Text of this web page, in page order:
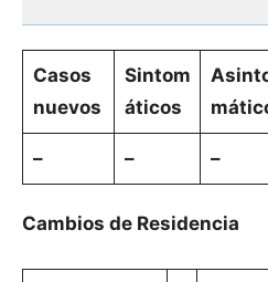
Casos
nuevos
Sintom
áticos
– – –
Cambios de Residencia